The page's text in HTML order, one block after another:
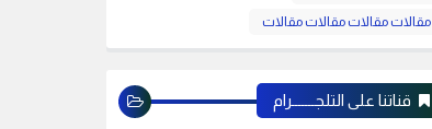
مقالات مقالات مقالات مقالات
قناتنا على التلجـــــــرام